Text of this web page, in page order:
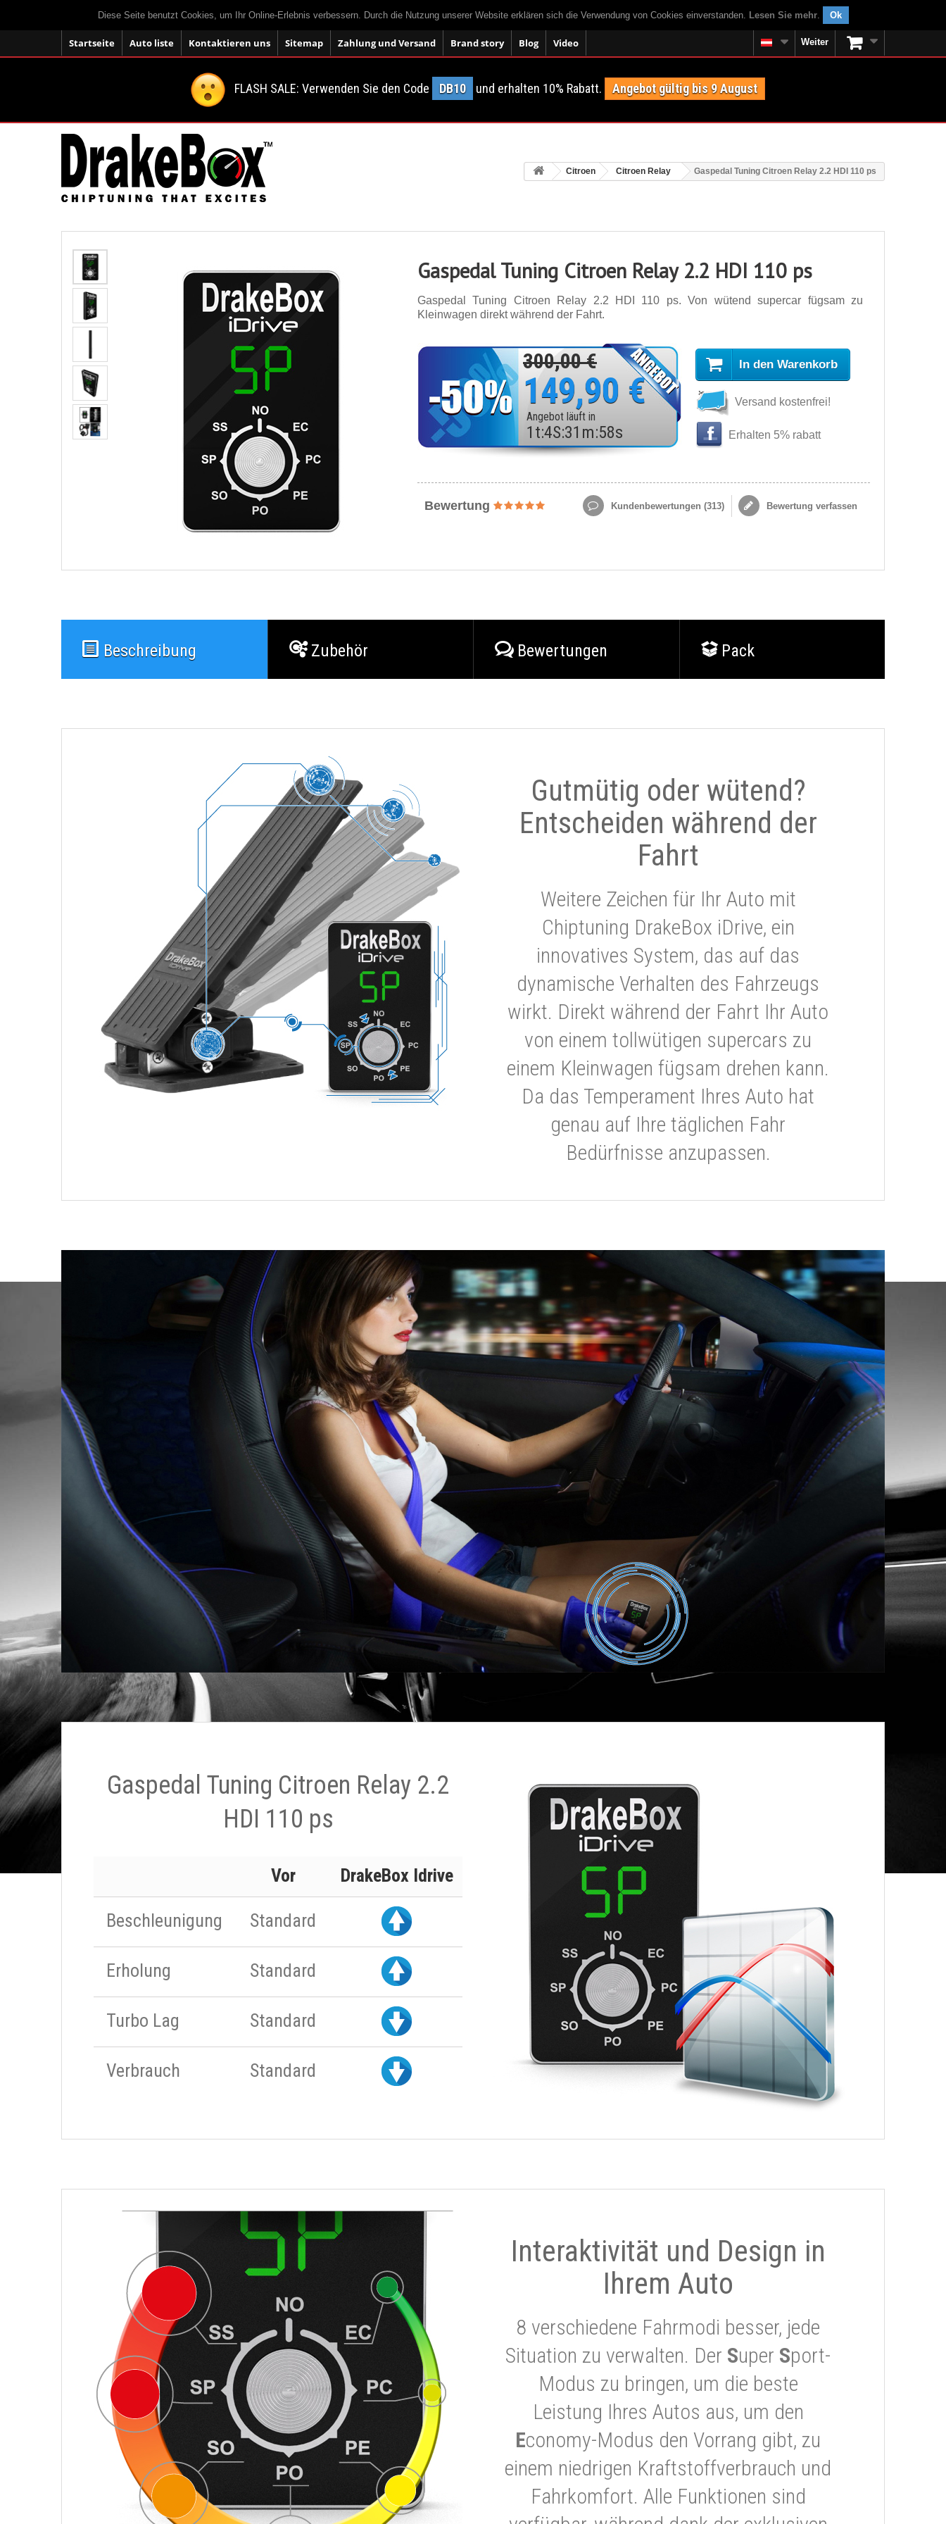
Diese Seite benutzt Cookies, um Ihr Online-Erlebnis verbessern. Durch die Nutzung unserer Website erklären sich die Verwendung von Cookies einverstanden. Lesen Sie mehr. Ok
Startseite Auto liste Kontaktieren uns Sitemap Zahlung und Versand Brand story Blog Video Weiter
FLASH SALE: Verwenden Sie den Code DB10 und erhalten 10% Rabatt. Angebot gültig bis 9 August
Citroen Citroen Relay Gaspedal Tuning Citroen Relay 2.2 HDI 110 ps
Gaspedal Tuning Citroen Relay 2.2 HDI 110 ps
Gaspedal Tuning Citroen Relay 2.2 HDI 110 ps. Von wütend supercar fügsam zu
Kleinwagen direkt während der Fahrt.
300,00 €
149,90 €
Angebot läuft in
1 t:4S:31 m:56s
In den Warenkorb
Versand kostenfrei!
Erhalten 5% rabatt
Bewertung Kundenbewertungen (313) Bewertung verfassen
Beschreibung Zubehör Bewertungen Pack
Gutmütig oder wütend?
Entscheiden während der
Fahrt
Weitere Zeichen für Ihr Auto mit
Chiptuning DrakeBox iDrive, ein
innovatives System, das auf das
dynamische Verhalten des Fahrzeugs
wirkt. Direkt während der Fahrt Ihr Auto
von einem tollwütigen supercars zu
einem Kleinwagen fügsam drehen kann.
Da das Temperament Ihres Auto hat
genau auf Ihre täglichen Fahr
Bedürfnisse anzupassen.
Gaspedal Tuning Citroen Relay 2.2
HDI 110 ps
Vor DrakeBox Idrive
Beschleunigung Standard
Erholung Standard
Turbo Lag Standard
Verbrauch Standard
Interaktivität und Design in
Ihrem Auto
8 verschiedene Fahrmodi besser, jede
Situation zu verwalten. Der Super Sport-
Modus zu bringen, um die beste
Leistung Ihres Autos aus, um den
Economy-Modus den Vorrang gibt, zu
einem niedrigen Kraftstoffverbrauch und
Fahrkomfort. Alle Funktionen sind